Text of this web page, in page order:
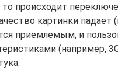
происходит
картинки падает
приемлемым, и
(например,